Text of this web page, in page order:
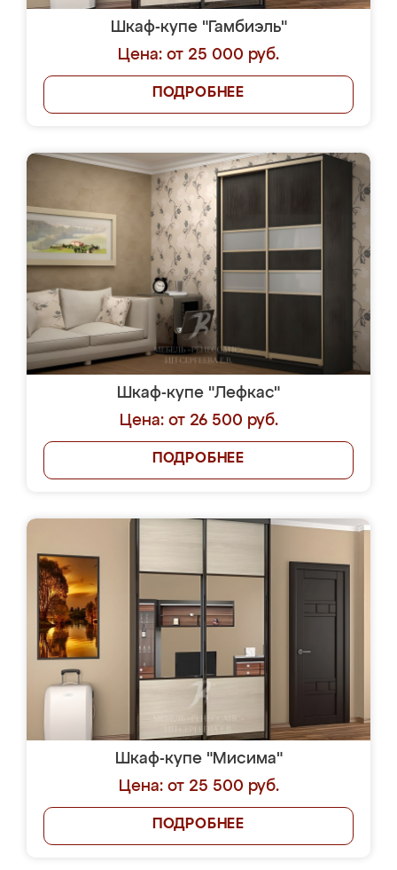
Шкаф-купе "Гамбиэль"
Цена: от 25 000 руб.
ПОДРОБНЕЕ
Шкаф-купе "Лефкас"
Цена: от 26 500 руб.
ПОДРОБНЕЕ
Шкаф-купе "Мисима"
Цена: от 25 500 руб.
ПОДРОБНЕЕ